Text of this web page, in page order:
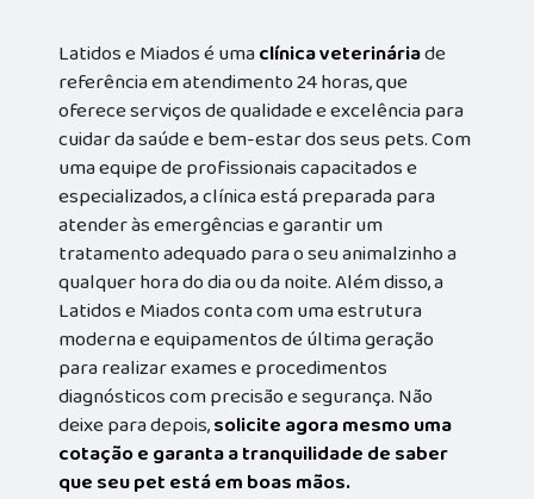
Latidos e Miados é umaclínica veterináriade
referência em atendimento 24 horas, que
oferece serviços de qualidade e excelência para
cuidar da saúde e bem-estar dos seus pets. Com
uma equipe de profissionais capacitados e
especializados, a clínica está preparada para
atender às emergências e garantir um
tratamento adequado para o seu animalzinho a
qualquer hora do dia ou da noite. Além disso, a
Latidos e Miados conta com uma estrutura
moderna e equipamentos de última geração
para realizar exames e procedimentos
diagnósticos com precisão e segurança. Não
deixe para depois,solicite agora mesmo uma
cotação e garanta a tranquilidade de saber
que seu pet está em boas mãos.